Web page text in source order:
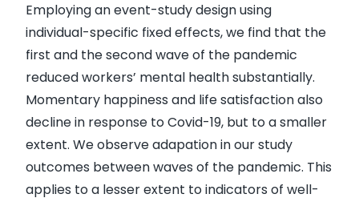
Employing an event-study design using
individual-specific fixed effects, we find that the
first and the second wave of the pandemic
reduced workers’ mental health substantially.
Momentary happiness and life satisfaction also
decline in response to Covid-19, but to a smaller
extent. We observe adapation in our study
outcomes between waves of the pandemic. This
applies to a lesser extent to indicators of well-